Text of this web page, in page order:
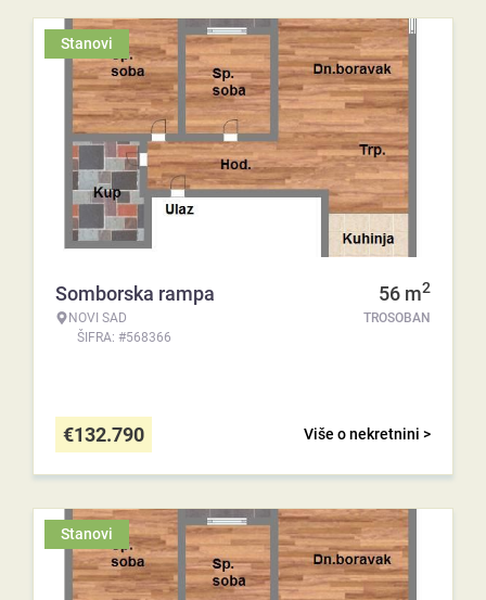
Stanovi
Somborska rampa
NOVI SAD
ŠIFRA: #568366
56 m2
TROSOBAN
Više o nekretnini >
€132.790
Stanovi